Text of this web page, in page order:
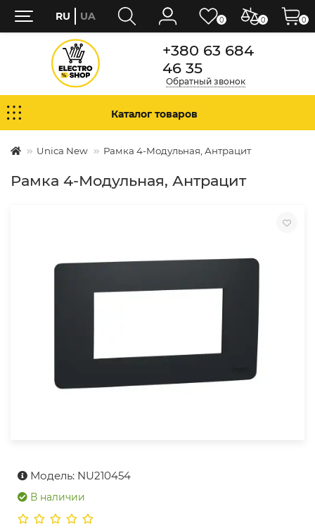
+380 63 684
46 35
Обратный звонок
Каталог товаров
Unica New Рамка 4-Модульная, Антрацит
Рамка 4-Модульная, Антрацит
Модель: NU210454
В наличии
0 0
RU UA 0